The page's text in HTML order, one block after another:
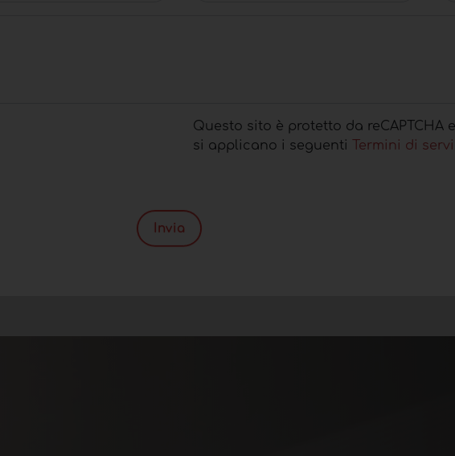
Questo sito è protetto da reCAPTCHA
si applicano i seguenti
Termini di
Invia